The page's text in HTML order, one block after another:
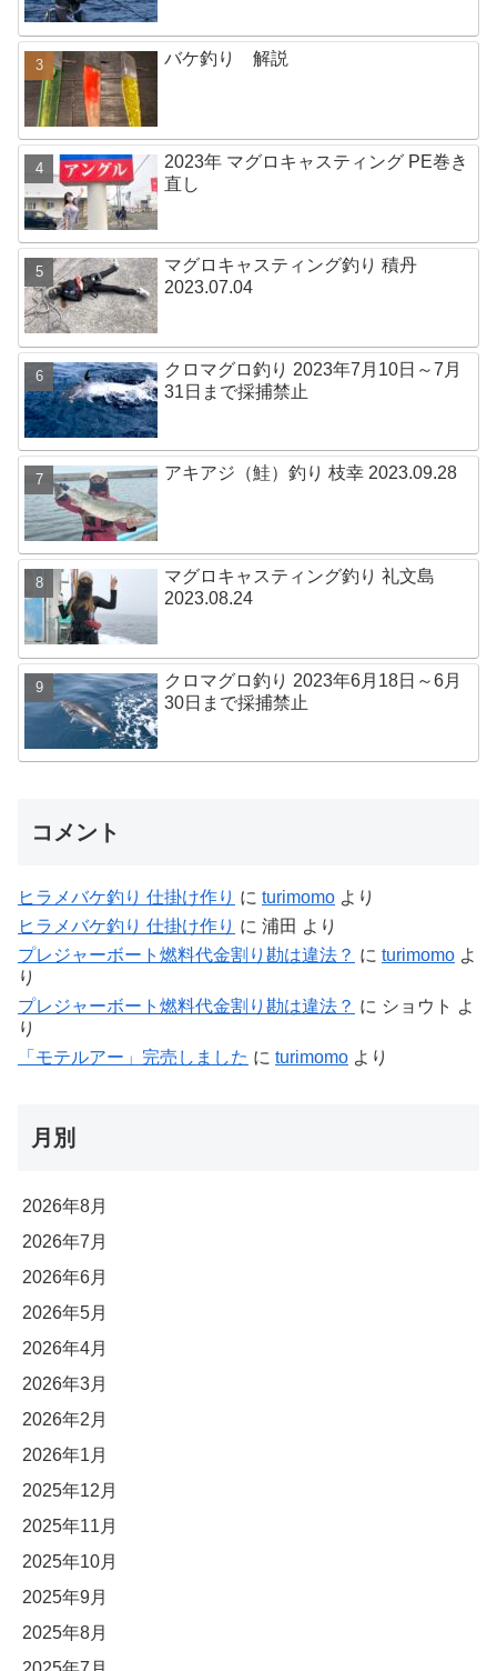
バケ釣り 解説
2023年 マグロキャスティング PE巻き
直し
マグロキャスティング釣り 積丹
2023.07.04
クロマグロ釣り 2023年7月10日～7月
31日まで採捕禁止
アキアジ（鮭）釣り 枝幸 2023.09.28
マグロキャスティング釣り 礼文島
2023.08.24
クロマグロ釣り 2023年6月18日～6月
30日まで採捕禁止
コメント
ヒラメバケ釣り 仕掛け作り に turimomo より
ヒラメバケ釣り 仕掛け作り に 浦田 より
プレジャーボート燃料代金割り勘は違法？ に turimomo よ
り
プレジャーボート燃料代金割り勘は違法？ に ショウト よ
り
「モテルアー」完売しました に turimomo より
月別
2026年8月
2026年7月
2026年6月
2026年5月
2026年4月
2026年3月
2026年2月
2026年1月
2025年12月
2025年11月
2025年10月
2025年9月
2025年8月